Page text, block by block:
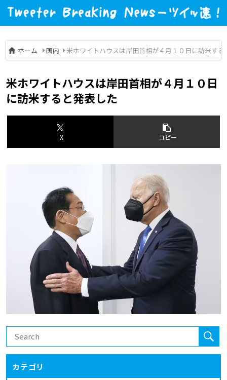
ホーム 国内 米ホワイトハウスは岸田首相が４月１０日に訪米する
米ホワイトハウスは岸田首相が４月１０日
に訪米すると発表した
X コピー
カテゴリ